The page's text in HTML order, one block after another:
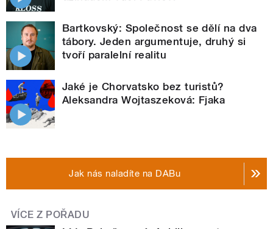
Bartkovský: Společnost se dělí na dva
tábory. Jeden argumentuje, druhý si
tvoří paralelní realitu
Jaké je Chorvatsko bez turistů?
Aleksandra Wojtaszeková: Fjaka
Jak nás naladíte na DABu
VÍCE Z POŘADU